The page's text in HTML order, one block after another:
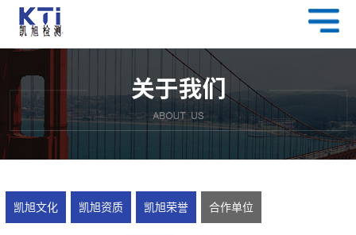
凯旭文化 凯旭资质 凯旭荣誉 合作单位